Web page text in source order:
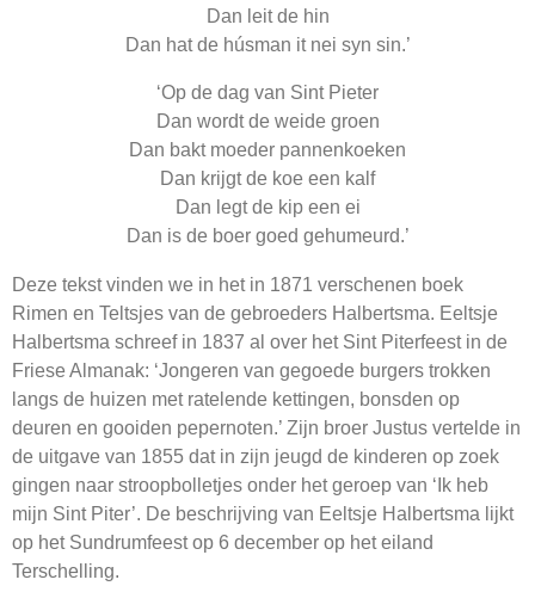
Dan leit de hin
Dan hat de húsman it nei syn sin.’
‘Op de dag van Sint Pieter
Dan wordt de weide groen
Dan bakt moeder pannenkoeken
Dan krijgt de koe een kalf
Dan legt de kip een ei
Dan is de boer goed gehumeurd.’
Deze tekst vinden we in het in 1871 verschenen boek
Rimen en Teltsjes van de gebroeders Halbertsma. Eeltsje
Halbertsma schreef in 1837 al over het Sint Piterfeest in de
Friese Almanak: ‘Jongeren van gegoede burgers trokken
langs de huizen met ratelende kettingen, bonsden op
deuren en gooiden pepernoten.’ Zijn broer Justus vertelde in
de uitgave van 1855 dat in zijn jeugd de kinderen op zoek
gingen naar stroopbolletjes onder het geroep van ‘Ik heb
mijn Sint Piter’. De beschrijving van Eeltsje Halbertsma lijkt
op het Sundrumfeest op 6 december op het eiland
Terschelling.